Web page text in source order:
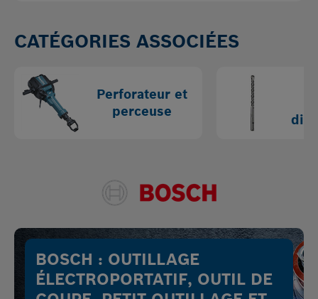
CATÉGORIES ASSOCIÉES
Perforateur et
perceuse
BOSCH : OUTILLAGE
ÉLECTROPORTATIF, OUTIL DE